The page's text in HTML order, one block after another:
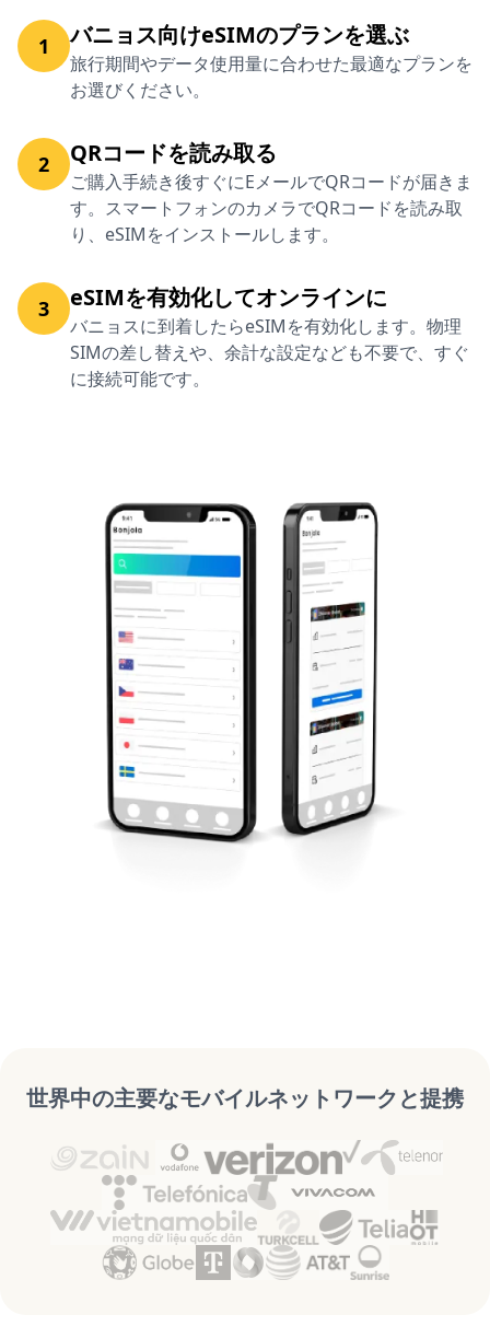
1 バニョス向けeSIMのプランを選ぶ
旅行期間やデータ使用量に合わせた最適なプランを
お選びください。
2 QRコードを読み取る
ご購入手続き後すぐにEメールでQRコードが届きま
す。スマートフォンのカメラでQRコードを読み取
り、eSIMをインストールします。
3 eSIMを有効化してオンラインに
バニョスに到着したらeSIMを有効化します。物理
SIMの差し替えや、余計な設定なども不要で、すぐ
に接続可能です。
世界中の主要なモバイルネットワークと提携